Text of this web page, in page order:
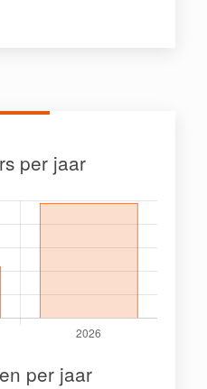
per jaar
per jaar